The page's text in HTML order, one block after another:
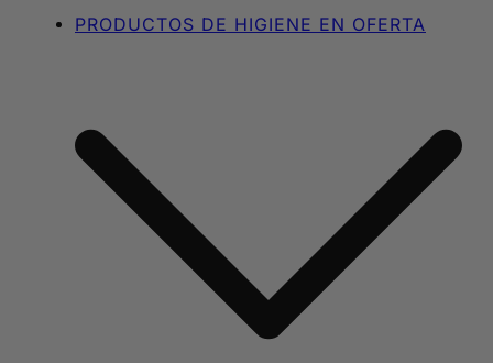
PRODUCTOS DE HIGIENE EN OFERTA